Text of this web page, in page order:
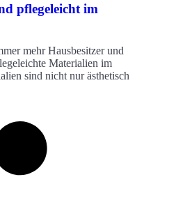
pflegeleicht im
mehr Hausbesitzer und
Materialien im
sind nicht nur ästhetisch